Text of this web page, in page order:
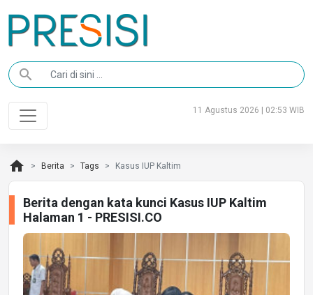
search
11 Agustus 2026 | 02:53 WIB
home Berita Tags Kasus IUP Kaltim
Berita dengan kata kunci Kasus IUP Kaltim
Halaman 1 - PRESISI.CO